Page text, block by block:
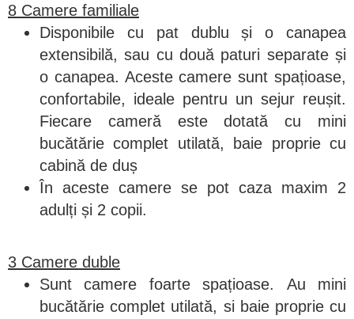
8 Camere familiale
Disponibile cu pat dublu și o canapea
extensibilă, sau cu două paturi separate și
o canapea. Aceste camere sunt spațioase,
confortabile, ideale pentru un sejur reușit.
Fiecare cameră este dotată cu mini
bucătărie complet utilată, baie proprie cu
cabină de duș
În aceste camere se pot caza maxim 2
adulți și 2 copii.
3 Camere duble
Sunt camere foarte spațioase. Au mini
bucătărie complet utilată, si baie proprie cu